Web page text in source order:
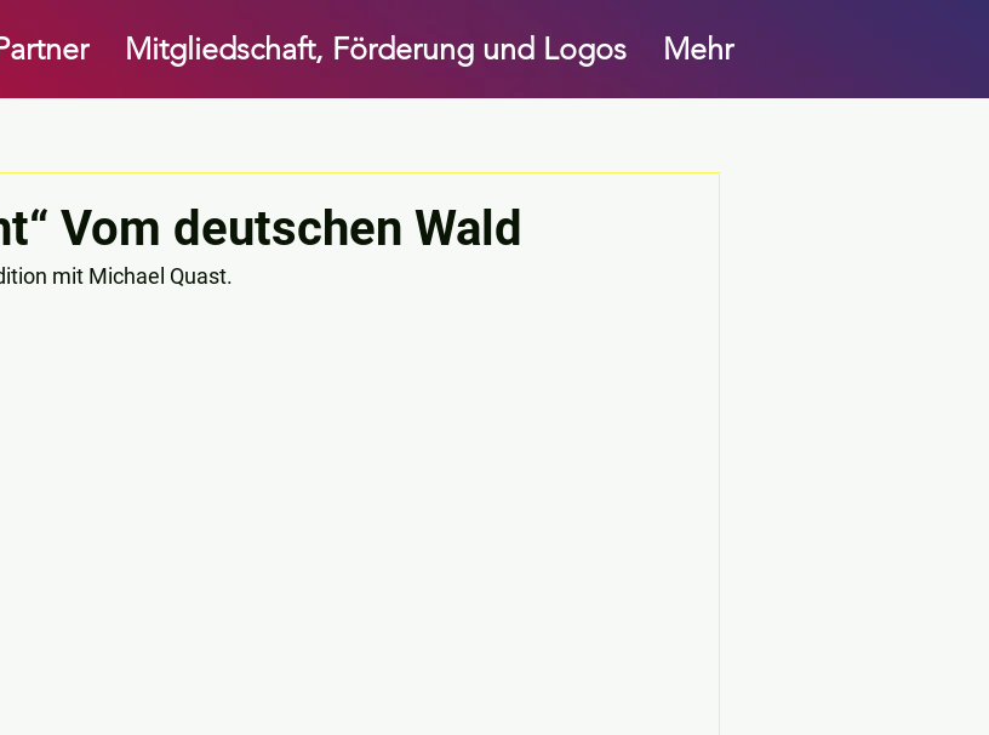
Mitgliedschaft, Förderung und Logos Mehr
Vom deutschen Wald
mit Michael Quast.